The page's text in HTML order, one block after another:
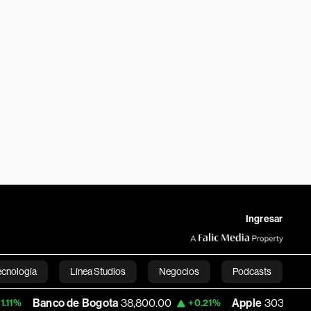
Ingresar
Línea Studios Negocios Podcasts
English
Bogota 38,800.00 +0.21% Apple 303.27 -1.74%